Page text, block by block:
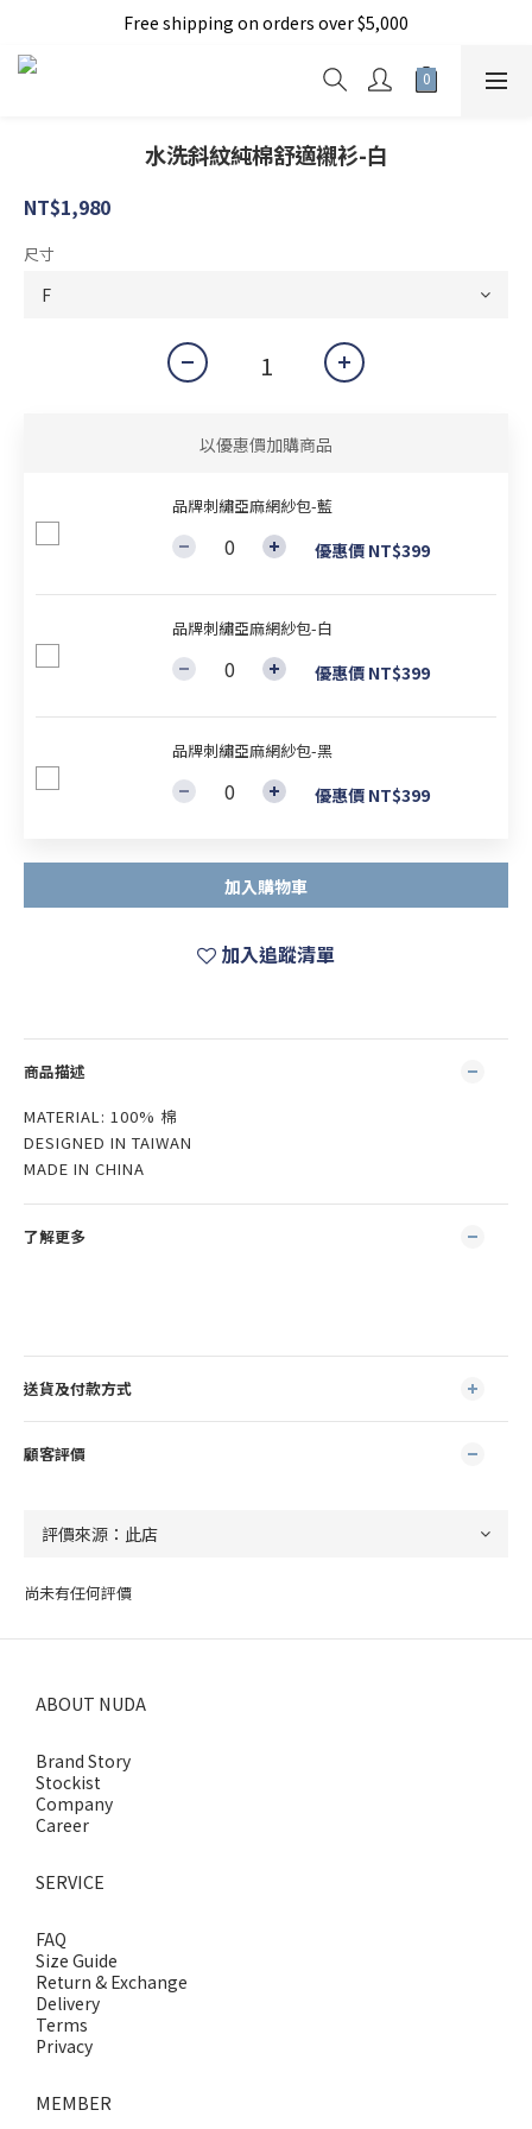
加入新會員現折150元
Free shipping on orders over $5,000
加入新會員現折150元
水洗斜紋純棉舒適襯衫-白
NT$1,980
尺寸
以優惠價加購商品
品牌刺繡亞麻網紗包-藍
優惠價 NT$399
品牌刺繡亞麻網紗包-白
優惠價 NT$399
品牌刺繡亞麻網紗包-黑
優惠價 NT$399
加入購物車
加入追蹤清單
商品描述
MATERIAL: 100% 棉
DESIGNED IN TAIWAN
MADE IN CHINA
了解更多
送貨及付款方式
顧客評價
尚未有任何評價
ABOUT NUDA
Brand Story
Stockist
Company
Career
SERVICE
FAQ
Size Guide
Return & Exchange
Delivery
Terms
Privacy
MEMBER